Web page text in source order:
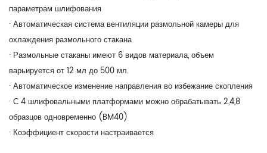
параметрам шлифования
· Автоматическая система вентиляции размольной камеры для
охлаждения размольного стакана
· Размольные стаканы имеют 6 видов материала, объем
варьируется от 12 мл до 500 мл.
· Автоматическое изменение направления во избежание скопления
· С 4 шлифовальными платформами можно обрабатывать 2,4,8
образцов одновременно (BM40)
· Коэффициент скорости настраивается